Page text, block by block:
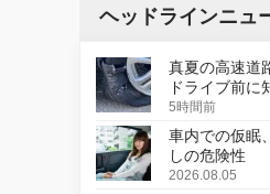
ヘッドラインニュ
真夏の高速道
ドライブ前に
5時間前
車内での仮眠
しの危険性
2026.08.05